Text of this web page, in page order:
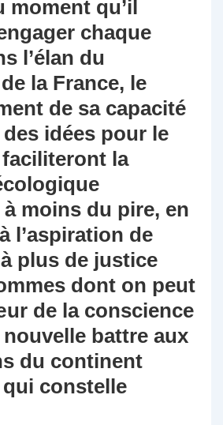
moment qu’il
chaque
l’élan du
la France, le
de sa capacité
idées pour le
la
moins du pire, en
l’aspiration de
plus de justice
dont on peut
de la conscience
battre aux
du continent
constelle